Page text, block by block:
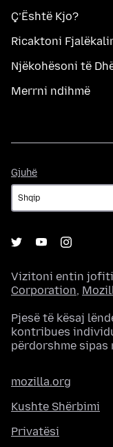
Ç’Është Kjo?
Ricaktoni
Njëkohësoni të
Merrni ndihmë
Gjuhë
Vizitoni entin
Corporation,
Pjesë të kësaj
kontribues
përdorshme sipas
mozilla.org
Kushte Shërbimi
Privatësi